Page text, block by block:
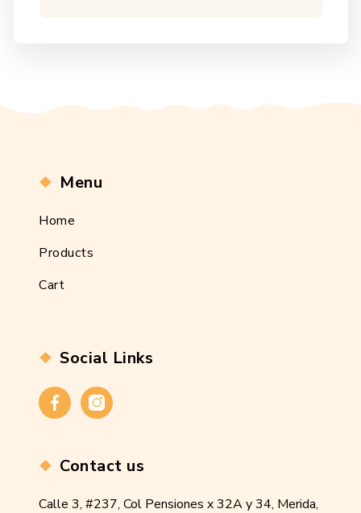
Menu
Home
Products
Cart
Social Links
FacebookInstagram
Contact us
Calle 3, #237, Col Pensiones x 32A y 34, Merida,